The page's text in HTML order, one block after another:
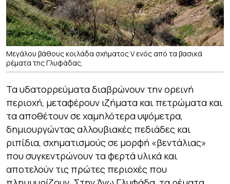
Μεγάλου βάθους κοιλάδα σχήματος V ενός από τα βασικά
ρέματα της Γλυφάδας.
Τα υδατορρεύματα διαβρώνουν την ορεινή
περιοχή, μεταφέρουν ιζήματα και πετρώματα και
τα αποθέτουν σε χαμηλότερα υψόμετρα,
δημιουργώντας αλλουβιακές πεδιάδες και
ριπίδια, σχηματισμούς σε μορφή «βεντάλιας»
που συγκεντρώνουν τα φερτά υλικά και
αποτελούν τις πρώτες περιοχές που